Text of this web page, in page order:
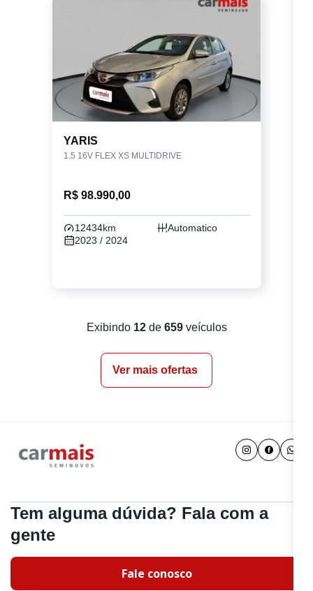
YARIS
1.5 16V FLEX XS MULTIDRIVE
R$ 98.990,00
12434km
Automatico
2023 / 2024
Exibindo 12de 659veículos
Ver mais ofertas
Tem alguma dúvida? Fala com a
gente
Fale conosco